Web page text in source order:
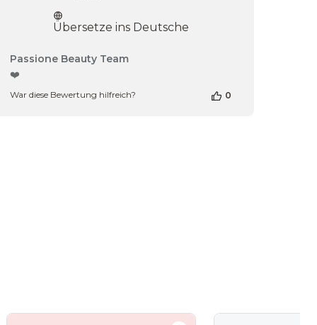
Übersetze ins Deutsche
Kommentare
Inhabers
Passione Beauty Team
❤️
War diese Bewertung hilfreich? 0